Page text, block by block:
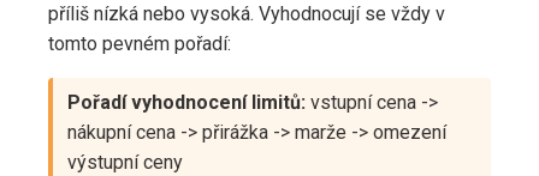
příliš nízká nebo vysoká. Vyhodnocují se vždy v
tomto pevném pořadí:
Pořadí vyhodnocení limitů: vstupní cena ->
nákupní cena -> přirážka -> marže -> omezení
výstupní ceny